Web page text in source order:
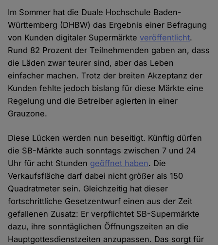
Im Sommer hat die Duale Hochschule Baden-
Württemberg (DHBW) das Ergebnis einer Befragung
von Kunden digitaler Supermärkteveröffentlicht.
Rund 82 Prozent der Teilnehmenden gaben an, dass
die Läden zwar teurer sind, aber das Leben
einfacher machen. Trotz der breiten Akzeptanz der
Kunden fehlte jedoch bislang für diese Märkte eine
Regelung und die Betreiber agierten in einer
Grauzone.
Diese Lücken werden nun beseitigt. Künftig dürfen
die SB-Märkte auch sonntags zwischen 7 und 24
Uhr für acht Stunden geöffnet haben. Die
Verkaufsfläche darf dabei nicht größer als 150
Quadratmeter sein. Gleichzeitig hat dieser
fortschrittliche Gesetzentwurf einen aus der Zeit
gefallenen Zusatz: Er verpflichtet SB-Supermärkte
dazu, ihre sonntäglichen Öffnungszeiten an die
Hauptgottesdienstzeiten anzupassen. Das sorgt für